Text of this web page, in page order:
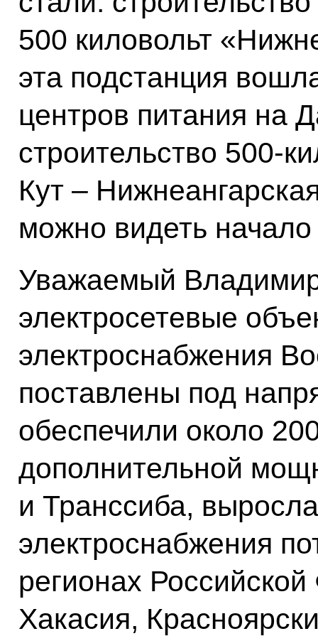
500 киловольт
эта подстанция
центров питания на
строительство 500-
Кут –
можно видеть начало
Уважаемый
электросетевые
электроснабжения
поставлены под
обеспечили около
дополнительной
и Транссиба,
электроснабжения
регионах
Хакасия,